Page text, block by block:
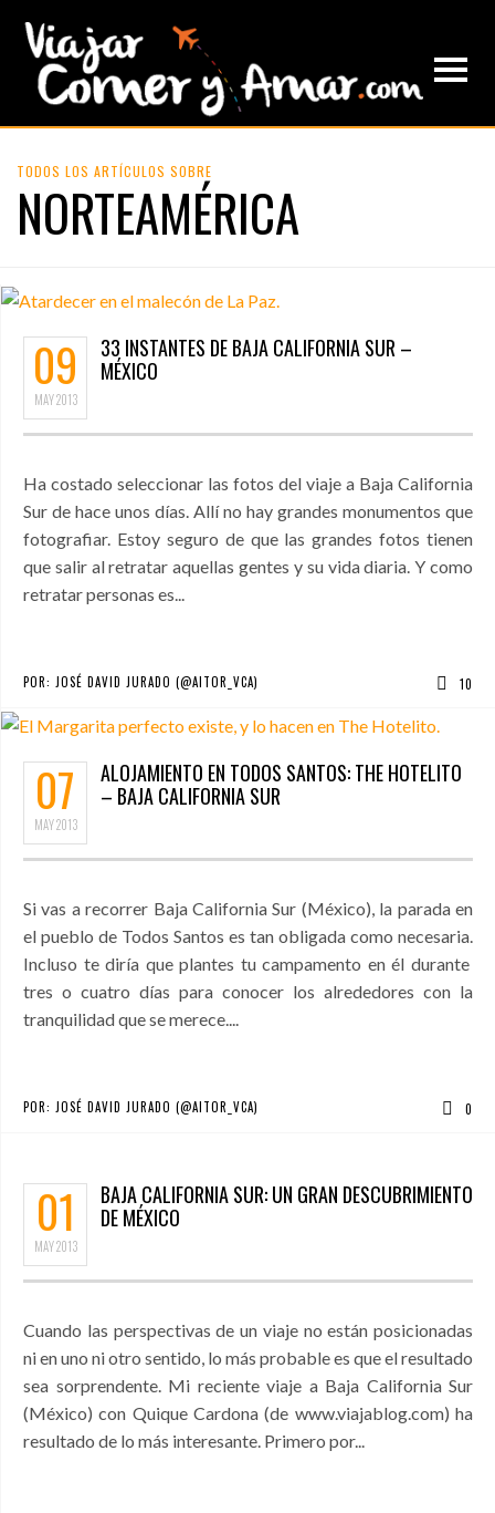
TODOS LOS ARTÍCULOS SOBRE
NORTEAMÉRICA
09
MAY2013
33 INSTANTES DE BAJA CALIFORNIA SUR –
MÉXICO
Ha costado seleccionar las fotos del viaje a Baja California
Sur de hace unos días. Allí no hay grandes monumentos que
fotografiar. Estoy seguro de que las grandes fotos tienen
que salir al retratar aquellas gentes y su vida diaria. Y como
retratar personas es...
POR: JOSÉ DAVID JURADO (@AITOR_VCA) 10
07
MAY2013
ALOJAMIENTO EN TODOS SANTOS: THE HOTELITO
– BAJA CALIFORNIA SUR
Si vas a recorrer Baja California Sur (México), la parada en
el pueblo de Todos Santos es tan obligada como necesaria.
Incluso te diría que plantes tu campamento en él durante
tres o cuatro días para conocer los alrededores con la
tranquilidad que se merece....
POR: JOSÉ DAVID JURADO (@AITOR_VCA) 0
01
MAY2013
BAJA CALIFORNIA SUR: UN GRAN DESCUBRIMIENTO
DE MÉXICO
Cuando las perspectivas de un viaje no están posicionadas
ni en uno ni otro sentido, lo más probable es que el resultado
sea sorprendente. Mi reciente viaje a Baja California Sur
(México) con Quique Cardona (de www.viajablog.com) ha
resultado de lo más interesante. Primero por...